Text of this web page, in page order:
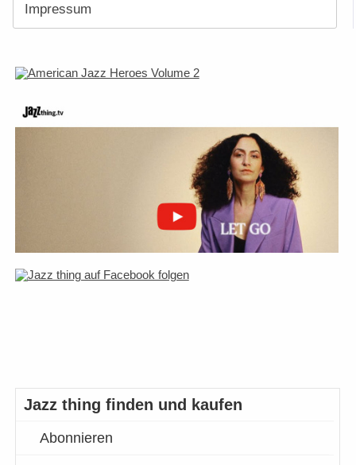
Impressum
Jazz thing finden und kaufen
Abonnieren